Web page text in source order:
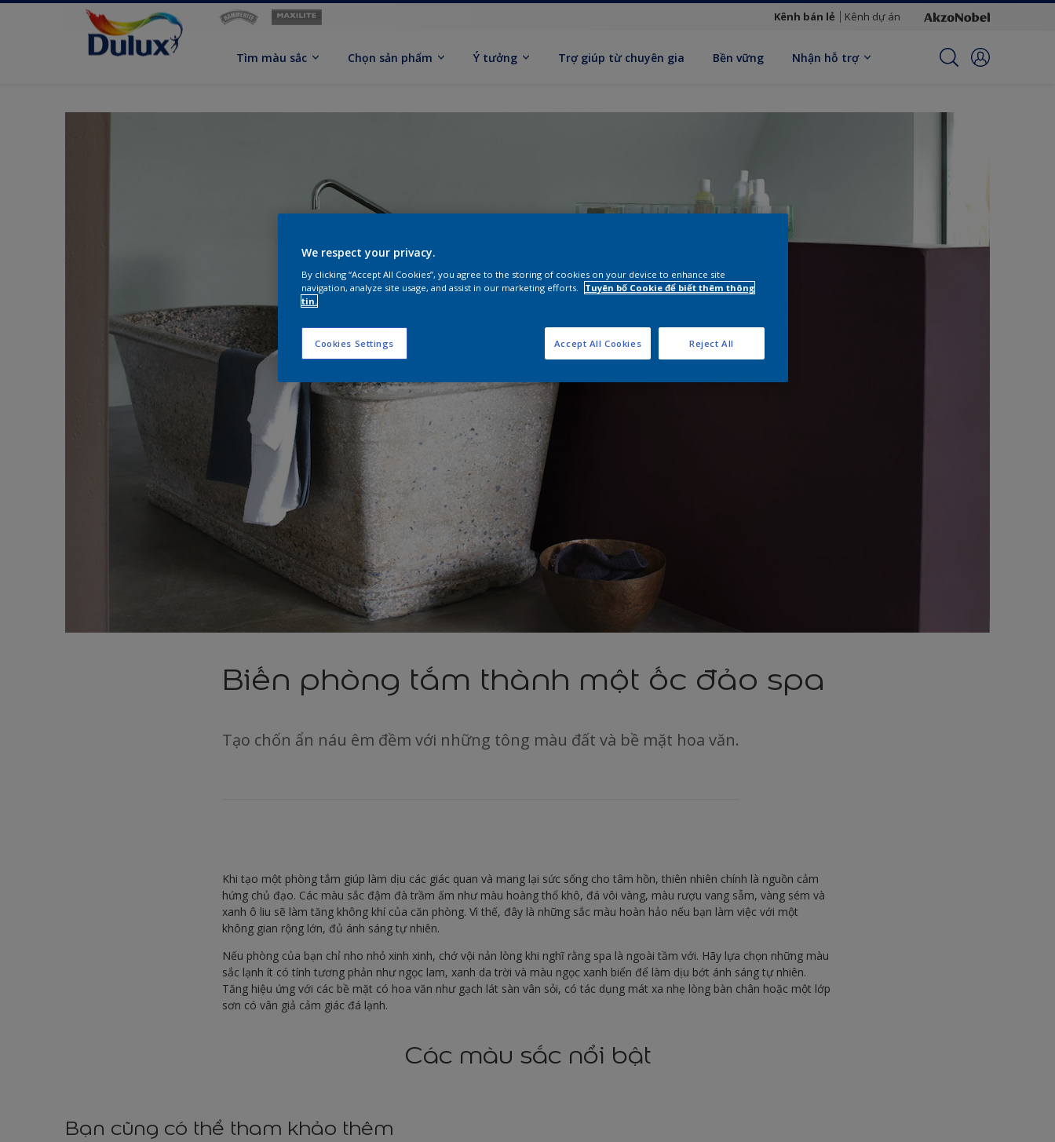
Kênh bán lẻ Kênh dự án
Tìm màu sắc Chọn sản phẩm Ý tưởng Trợ giúp từ chuyên gia Bền vững Nhận hỗ trợ
Biến phòng tắm thành một ốc đảo spa
Tạo chốn ẩn náu êm đềm với những tông màu đất và bề mặt hoa văn.
Khi tạo một phòng tắm giúp làm dịu các giác quan và mang lại sức sống cho tâm hồn, thiên nhiên chính là nguồn cảm
hứng chủ đạo. Các màu sắc đậm đà trầm ấm như màu hoàng thổ khô, đá vôi vàng, màu rượu vang sẫm, vàng sém và
xanh ô liu sẽ làm tăng không khí của căn phòng. Vì thế, đây là những sắc màu hoàn hảo nếu bạn làm việc với một
không gian rộng lớn, đủ ánh sáng tự nhiên.
Nếu phòng của bạn chỉ nho nhỏ xinh xinh, chớ vội nản lòng khi nghĩ rằng spa là ngoài tầm với. Hãy lựa chọn những màu
sắc lạnh ít có tính tương phản như ngọc lam, xanh da trời và màu ngọc xanh biển để làm dịu bớt ánh sáng tự nhiên.
Tăng hiệu ứng với các bề mặt có hoa văn như gạch lát sàn vân sỏi, có tác dụng mát xa nhẹ lòng bàn chân hoặc một lớp
sơn có vân giả cảm giác đá lạnh.
Các màu sắc nổi bật
Bạn cũng có thể tham khảo thêm
We respect your privacy.
By clicking “Accept All Cookies”, you agree to the storing of cookies on your device to enhance site
navigation, analyze site usage, and assist in our marketing efforts.
Tuyên bố Cookie để biết thêm thông
tin.
Cookies Settings Reject All
Accept All Cookies